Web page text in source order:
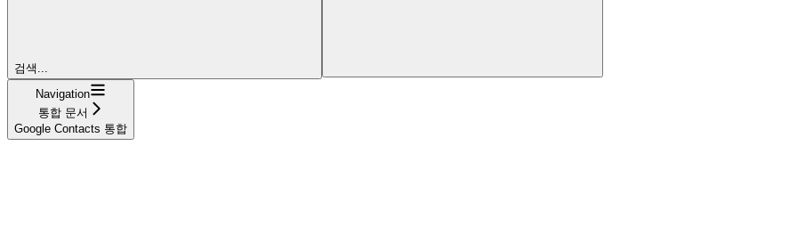
검색...
Navigation
통합 문서
Google Contacts 통합